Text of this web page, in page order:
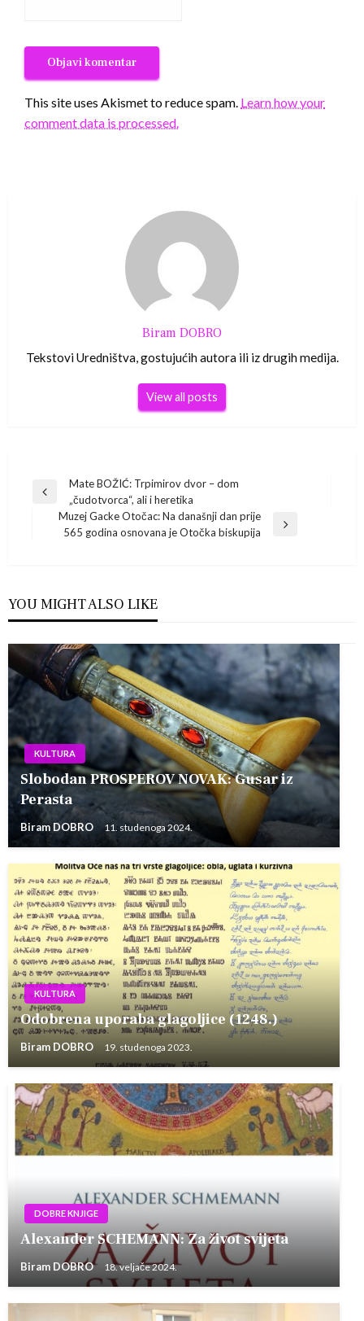
This site uses Akismet to reduce spam. Learn how your
comment data is processed.
Biram DOBRO
Tekstovi Uredništva, gostujućih autora ili iz drugih medija.
View all posts
Navigacija
objava
Previous
Mate BOŽIĆ: Trpimirov dvor – dom
„čudotvorca“, ali i heretika
Next
Muzej Gacke Otočac: Na današnji dan prije
565 godina osnovana je Otočka biskupija
YOU MIGHT ALSO LIKE
KULTURA
Slobodan PROSPEROV NOVAK: Gusar iz
Perasta
Biram DOBRO 11. studenoga 2024.
KULTURA
Odobrena uporaba glagoljice (1248.)
Biram DOBRO 19. studenoga 2023.
DOBRE KNJIGE
Alexander SCHEMANN: Za život svijeta
Biram DOBRO 18. veljače 2024.